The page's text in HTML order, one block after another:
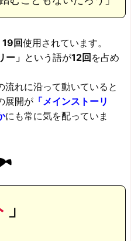
19回使用されています。
ー」 という語が12回 を占め
流れに沿って動いていると
展開が 「メインストーリ
にも常に気を配っていま
」